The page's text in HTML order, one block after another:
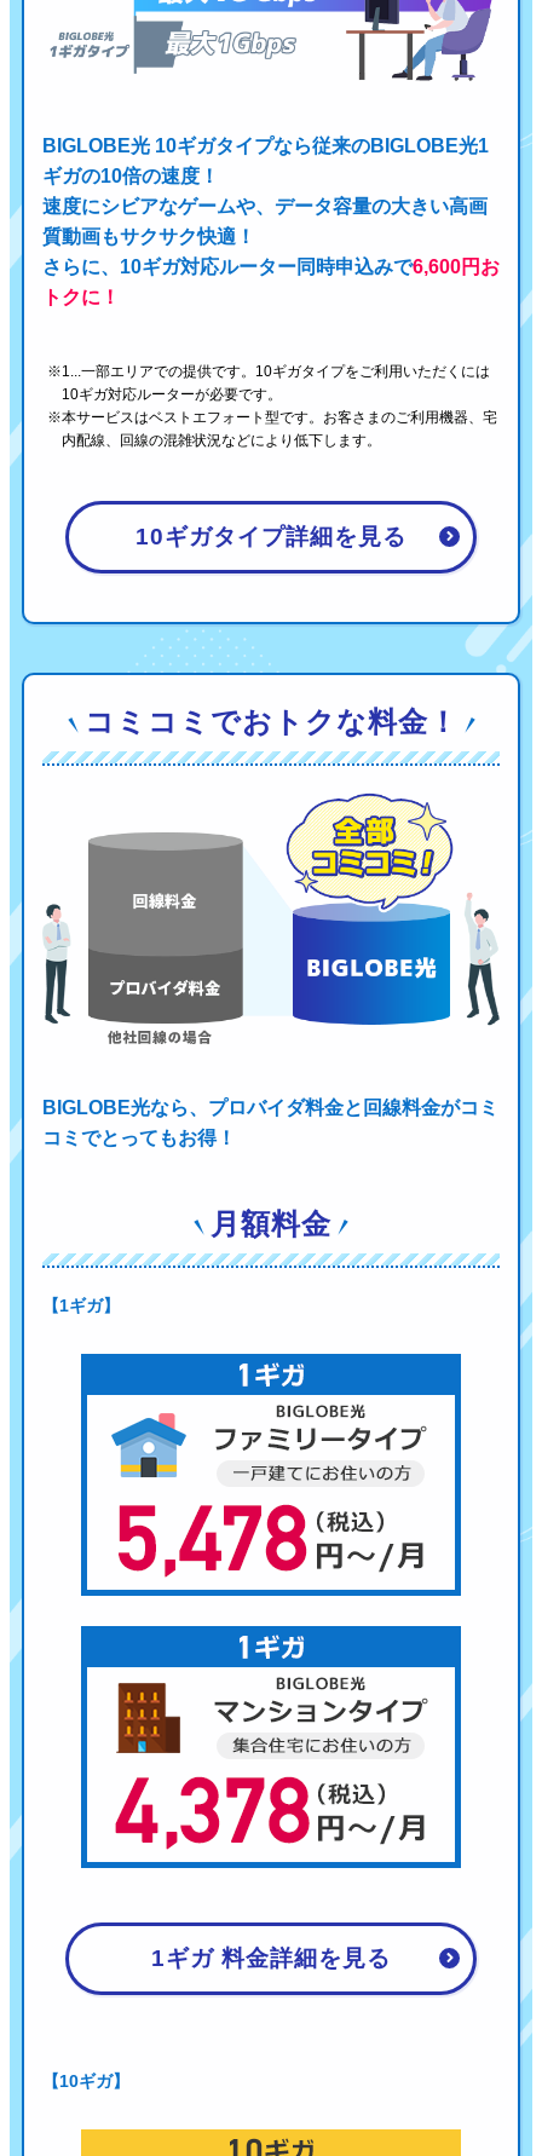
BIGLOBE光 10ギガタイプなら従来のBIGLOBE光1
ギガの10倍の速度！
速度にシビアなゲームや、データ容量の大きい高画
質動画もサクサク快適！
さらに、10ギガ対応ルーター同時申込みで6,600円お
トクに！
1...一部エリアでの提供です。10ギガタイプをご利用いただくには
10ギガ対応ルーターが必要です。
本サービスはベストエフォート型です。お客さまのご利用機器、宅
内配線、回線の混雑状況などにより低下します。
10ギガタイプ詳細を見る
コミコミでおトクな料金！
BIGLOBE光なら、プロバイダ料金と回線料金がコミ
コミでとってもお得！
月額料金
【1ギガ】
1ギガ 料金詳細を見る
【10ギガ】